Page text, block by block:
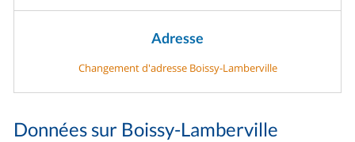
Adresse
Changement d'adresse Boissy-Lamberville
Données sur Boissy-Lamberville